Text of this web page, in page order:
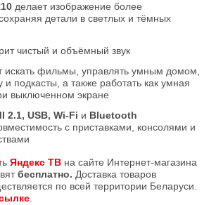
делает изображение более
детали в светлых и тёмных
чистый и объёмный звук
искать фильмы, управлять умным домом,
и подкасты, а также работать как умная
выключенном экране
2.1, USB, Wi‑Fi и Bluetooth
с приставками, консолями и
Яндекс ТВ на сайте Интернет-магазина
бесплатно. Доставка товаров
по всей территории Беларуси.